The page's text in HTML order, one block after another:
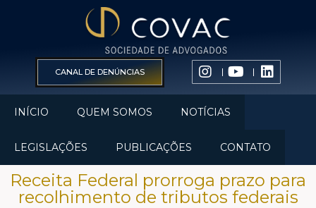
CANAL DE DENÚNCIAS
INÍCIO QUEM SOMOS NOTÍCIAS
LEGISLAÇÕES PUBLICAÇÕES CONTATO
Receita Federal prorroga prazo para
recolhimento de tributos federais